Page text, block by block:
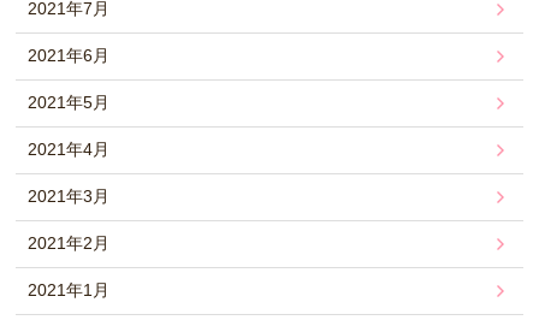
2021年7月
2021年6月
2021年5月
2021年4月
2021年3月
2021年2月
2021年1月